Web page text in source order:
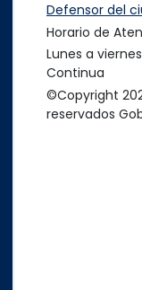
Defensor del
Horario de
Lunes a
Continua
©Copyright
reservados